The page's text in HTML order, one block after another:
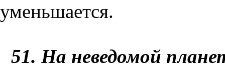
уменьшается.
51. На неведомой